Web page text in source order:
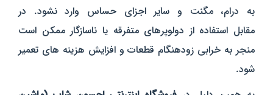
به درام، مگنت و سایر اجزای حساس وارد نشود. در
مقابل استفاده از دولوپرهای متفرقه یا ناسازگار ممکن است
منجر به خرابی زودهنگام قطعات و افزایش هزینه‌ های تعمیر
شود.